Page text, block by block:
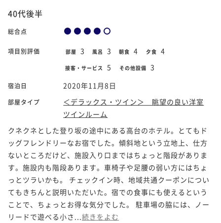
40代後半
総合点
項目別評価 部屋 3 風呂 3 朝食 4 夕食 4
接客・サービス 5 その他設備 3
宿泊日 2020年11月8日
部屋タイプ
＜デラックス・ツイン＞ 眺望の良い洋室
ツインルーム
クネクネとした登り坂の途中にある高台のホテル。とてもド
ッグフレンドリーなお宿でした。傾斜地という立地上、仕方
ないところだけど、施設入り口まではちょっと階段がありま
す。施設内も階段あります。車椅子や足腰の弱い方にはちょ
っとツラいかも。 チェックイン時、地域共通クーポンについ
てもきちんと説明いただいた。宿での食事にも使えるという
ことで、ちょっとお得な気分でした。 駐車場の脇には、ノー
リードで遊べる小さ... 続きをよむ